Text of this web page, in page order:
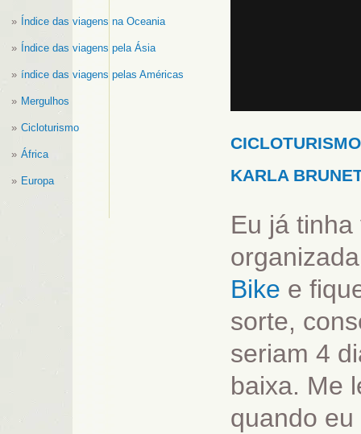
Índice das viagens na Oceania
Índice das viagens pela Ásia
índice das viagens pelas Américas
Mergulhos
Cicloturismo
África
Europa
KARLA
Eu já
Bike e
sorte,
seriam 4
baixa. Me
quando eu